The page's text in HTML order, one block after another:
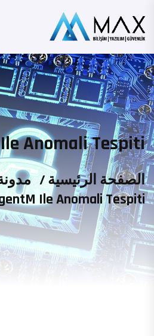
Anomali Tespiti
الصفحة الرئيسية /
Ile Anomali Tespiti